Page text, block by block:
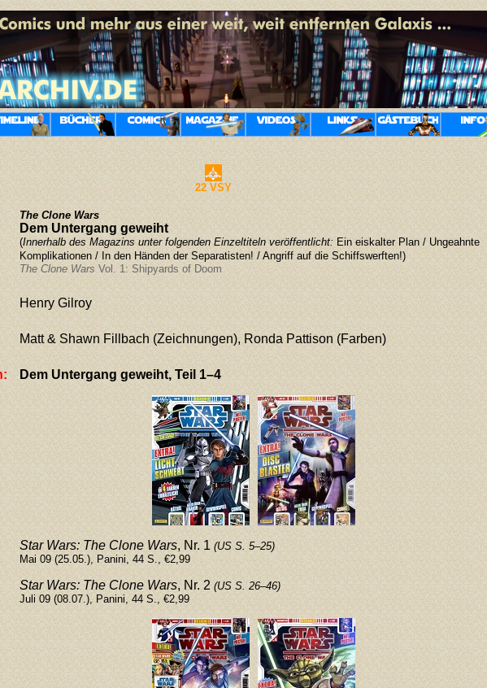
22 VSY
The Clone Wars
Dem Untergang geweiht
(Innerhalb des Magazins unter folgenden Einzeltiteln veröffentlicht: Ein eiskalter Plan / Ungeahnte
Komplikationen / In den Händen der Separatisten! / Angriff auf die Schiffswerften!)
The Clone Wars Vol. 1: Shipyards of Doom
Henry Gilroy
Matt & Shawn Fillbach (Zeichnungen), Ronda Pattison (Farben)
Dem Untergang geweiht, Teil 1–4
Star Wars: The Clone Wars, Nr. 1 (US S. 5–25)
Mai 09 (25.05.), Panini, 44 S., €2,99
Star Wars: The Clone Wars, Nr. 2 (US S. 26–46)
Juli 09 (08.07.), Panini, 44 S., €2,99